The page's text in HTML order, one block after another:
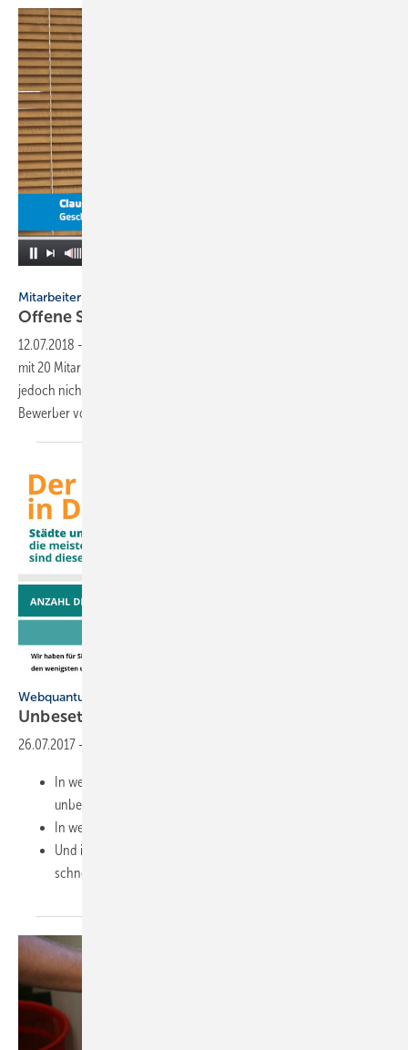
Mitarbeiter-Gewinnung
Offene Stellen: Kissel geht neue
12.07.2018 -
mit 20 Mitarbeitern und hat derzeit Personalbedarf. Die Stelle will er
jedoch nicht "irgendwie" besetzen. Für ihn hat sich bewährt,
Bewerber vorab umfassend zu
Webquantum
Unbesetzte Stellen in
26.07.2017 -
In welchen Städten und Bundesländern existieren viele
unbesetzte Stellen?
In welchen sind offene Stellen rar?
Und in welchen Bundesländern werden offene Stellen am
schnellsten